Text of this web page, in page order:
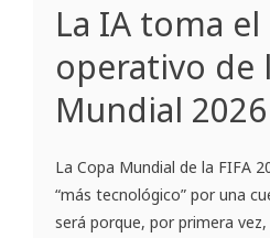
La IA toma
operativo de
Mundial 2026
La Copa Mundial de la FIFA
“más tecnológico” por una
será porque, por primera